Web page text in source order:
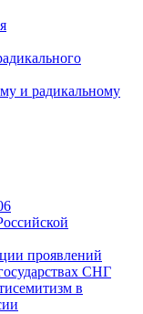
и радикальному
проявлений
СНГ
в